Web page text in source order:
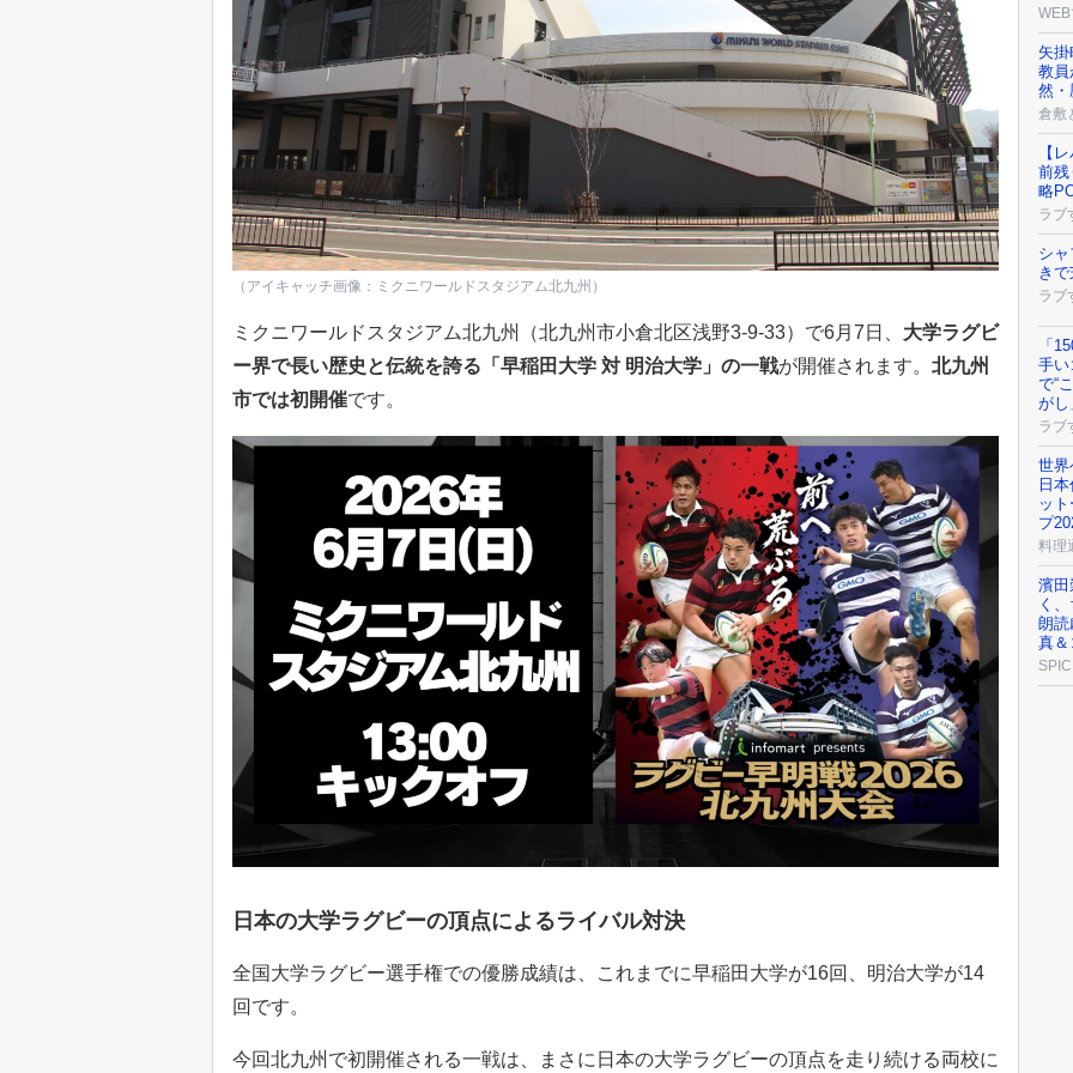
（アイキャッチ画像：ミクニワールドスタジアム北九州）
ミクニワールドスタジアム北九州（北九州市小倉北区浅野3-9-33）で6月7日、 大学ラグビ
ー界で長い歴史と伝統を誇る「早稲田大学 対 明治大学」の一戦が開催されます。 北九州
市では初開催です。
日本の大学ラグビーの頂点によるライバル対決
全国大学ラグビー選手権での優勝成績は、これまでに早稲田大学が16回、明治大学が14
回です。
今回北九州で初開催される一戦は、まさに日本の大学ラグビーの頂点を走り続ける両校に
矢
教員
然・
倉敷
【
前残
略
ラブ
シ
き
ラブ
「
手い
で“
がし
ラブ
世界
日
ッ
プ
料理
濱田
く
朗読
真＆